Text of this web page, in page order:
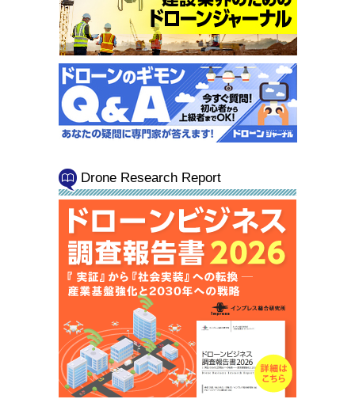
Drone Research Report